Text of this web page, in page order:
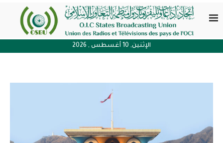
الإثنين, 10 أغسطس , 2026